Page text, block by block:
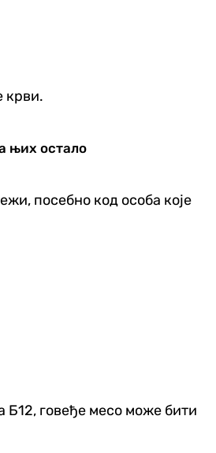
крви.
њих остало
посебно код особа које
Б12, говеђе месо може бити